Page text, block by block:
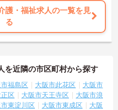
護・福祉求人の一覧を見
る
を近隣の市区町村から探す
福島区 大阪市此花区
大阪市
区 大阪市天王寺区
大阪市浪
東淀川区 大阪市東成区
大阪